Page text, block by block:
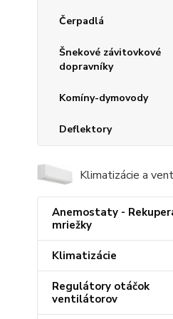
Čerpadlá
Šnekové závitovkové
dopravníky
Komíny-dymovody
Deflektory
Klimatizácie a
Anemostaty -
mriežky
Klimatizácie
Regulátory otáčok
ventilátorov